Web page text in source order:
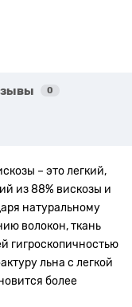
0
– это легкий,
из 88% вискозы и
натуральному
волокон, ткань
гигроскопичностью
льна с легкой
более